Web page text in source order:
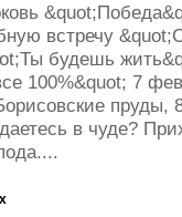
встречу
будешь
100%&quot; 7
пруды,
в чуде?